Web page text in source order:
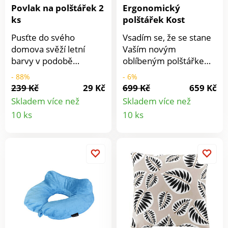
Povlak na polštářek 2
ks
Pusťte do svého
domova svěží letní
barvy v podobě
povlaků na polštářky.
Přesvědčíte se sami, jak
bude proměna
fantastická a
povlékněte své
paspulkou jsou barevně
použitém motivu.
Nápis na jednom z
povlaků dýchá
samotným
- 88%
239 Kč
29 Kč
Skladem více než
10 ks
Ergonomický
polštářek Kost
Vsadím se, že se stane
Vaším novým
oblíbeným polštářkem.
Speciální tvar pohodlně
podpírá krk - a zároveň
je hřejivou a měkkou
podložkou na knihu
položenou na kolenou.
relaxaci!
- 6%
699 Kč
659 Kč
Skladem více než
10 ks